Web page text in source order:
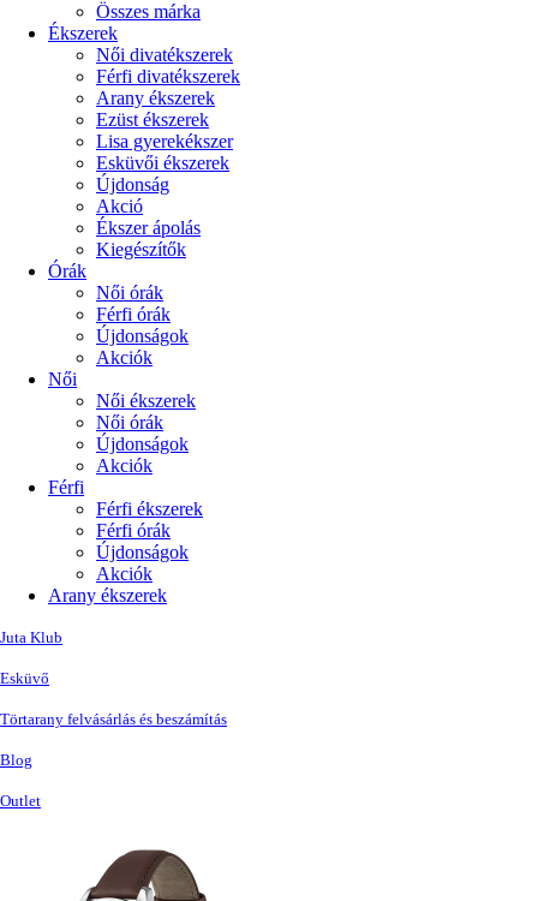
Összes márka
Ékszerek
Női divatékszerek
Férfi divatékszerek
Arany ékszerek
Ezüst ékszerek
Lisa gyerekékszer
Esküvői ékszerek
Újdonság
Akció
Ékszer ápolás
Kiegészítők
Órák
Női órák
Férfi órák
Újdonságok
Akciók
Női
Női ékszerek
Női órák
Újdonságok
Akciók
Férfi
Férfi ékszerek
Férfi órák
Újdonságok
Akciók
Arany ékszerek
Juta Klub
Esküvő
Törtarany felvásárlás és beszámítás
Blog
Outlet